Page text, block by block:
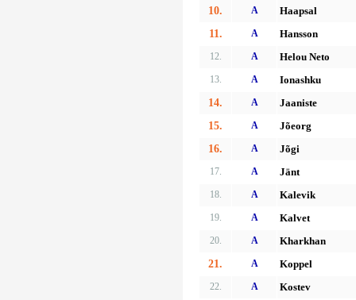
10.
A
Haapsal
11.
A Hansson
12. A Helou Neto
13. A
Ionashku
14.
A
Jaaniste
15.
A
Jõeorg
16.
A Jõgi
17. A Jänt
18. A Kalevik
19. A Kalvet
20. A
Kharkhan
21.
A Koppel
22. A
Kostev